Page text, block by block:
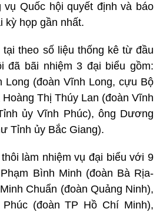
Quốc hội quyết định và báo
kỳ họp gần nhất.
theo số liệu thống kê từ đầu
đã bãi nhiệm 3 đại biểu gồm:
Long (đoàn Vĩnh Long, cựu Bộ
Thị Thúy Lan (đoàn Vĩnh
ủy Vĩnh Phúc), ông Dương
Tỉnh ủy Bắc Giang).
làm nhiệm vụ đại biểu với 9
Bình Minh (đoàn Bà Rịa-
Chuẩn (đoàn Quảng Ninh),
(đoàn TP Hồ Chí Minh),